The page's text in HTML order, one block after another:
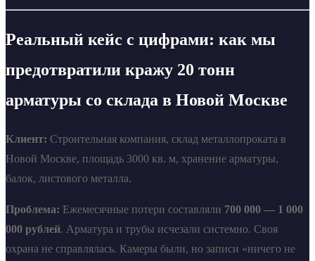
Реальный кейс с цифрами: как мы
предотвратили кражу 20 тонн
арматуры со склада в Новой Москве
Клиент: Строительная компания, склад металлопроката в
Новой Москве, площадь 3000 кв. м, хранение арматуры,
балок, листового металла.
Проблема: Ежемесячные потери составляли 700 000 — 1 000
000 рублей. Арматура и трубы исчезали системно. Своя
охрана не справлялась. Камеры были, но записи «ничего не